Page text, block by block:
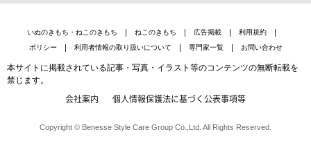
いぬのきもち・ねこのきもち ねこのきもち 広告掲載
利用規約
ポリシー
利用者情報の取り扱いについて 専門家一覧 お問い合わせ
本サイトに掲載されている記事・写真・イラスト等のコンテンツの無断転載を
禁じます。
会社案内 個人情報保護法に基づく公表事項等
Copyright © Benesse Style Care Group Co.,Ltd. All Rights Reserved.